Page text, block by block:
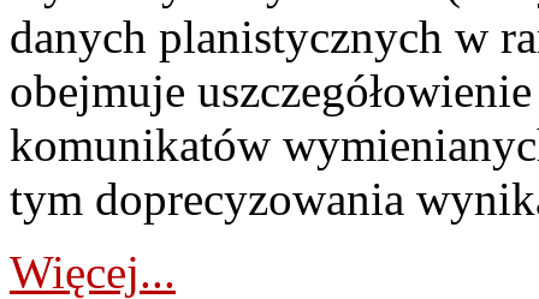
danych planistycznych w
obejmuje
komunikatów
tym doprecyzowania
Więcej...